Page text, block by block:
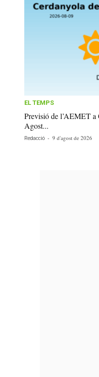
EL TEMPS
Previsió de l’AEMET a
Agost...
Redacció - 9 d'agost de 2026